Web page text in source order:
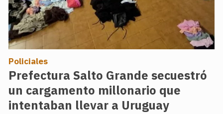
Prefectura Salto Grande secuestró
un cargamento millonario que
intentaban llevar a Uruguay
Policiales